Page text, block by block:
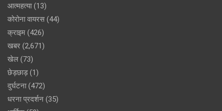
आत्महत्या(13)
कोरोना वायरस (44)
क्राइम (426)
खबर (2,671)
खेल (73)
छेड़छाड़(1)
दुर्घटना(472)
धरना प्रदर्शन (35)